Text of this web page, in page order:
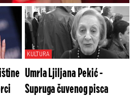
je jezivo (VIDEO)
KULTURA
Umrla Ljiljana Pekić -
Supruga čuvenog pisca